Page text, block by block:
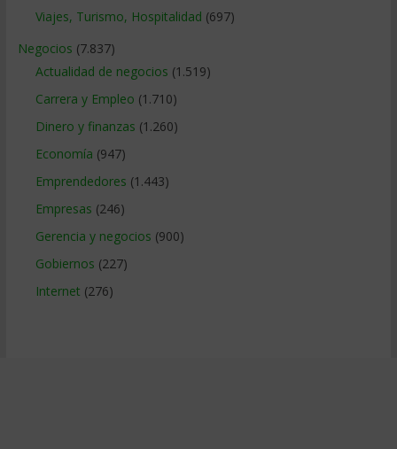
Viajes, Turismo, Hospitalidad (697)
Negocios (7.837)
Actualidad de negocios (1.519)
Carrera y Empleo (1.710)
Dinero y finanzas (1.260)
Economía (947)
Emprendedores (1.443)
Empresas (246)
Gerencia y negocios (900)
Gobiernos (227)
Internet (276)